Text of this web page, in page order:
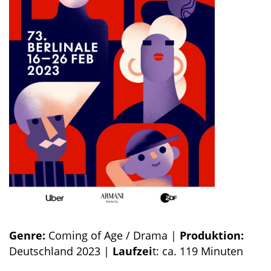
Genre: Coming of Age / Drama | Produktion:
Deutschland 2023 | Laufzeit: ca. 119 Minuten